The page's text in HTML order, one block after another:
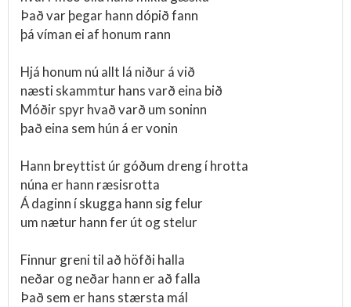
Það var þegar hann dópið fann
þá víman ei af honum rann
Hjá honum nú allt lá niður á við
næsti skammtur hans varð eina bið
Móðir spyr hvað varð um soninn
það eina sem hún á er vonin
Hann breyttist úr góðum dreng í hrotta
núna er hann ræsisrotta
Á daginn í skugga hann sig felur
um nætur hann fer út og stelur
Finnur greni til að höfði halla
neðar og neðar hann er að falla
Það sem er hans stærsta mál